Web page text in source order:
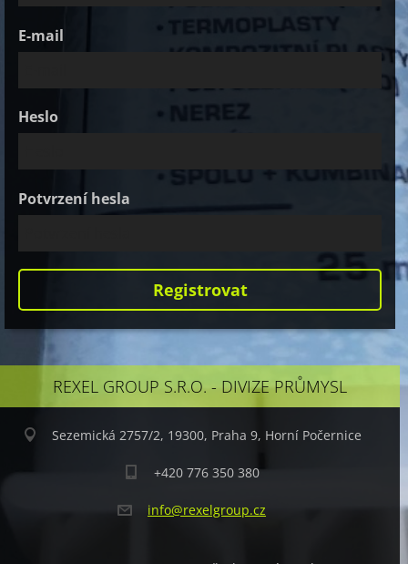
E-mail
Heslo
Potvrzení hesla
REXEL GROUP S.R.O. - DIVIZE PRŮMYSL
Sezemická 2757/2, 19300, Praha 9, Horní Počernice
+420 776 350 380
info@rexelgroup.cz